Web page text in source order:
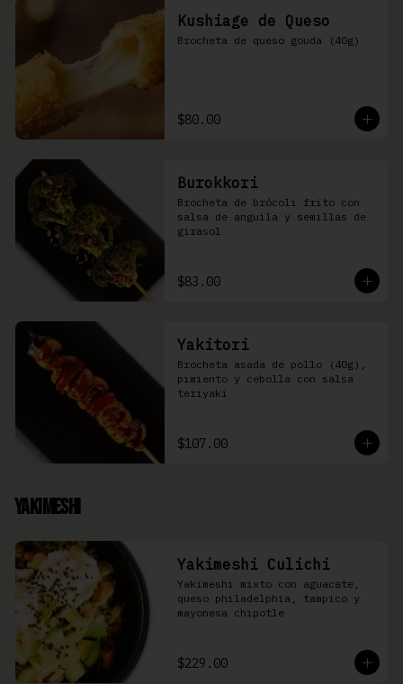
Kushiage de Queso
Brocheta de queso gouda (40g)
$80.00
Burokkori
Brocheta de brócoli frito con
salsa de anguila y semillas de
girasol
$83.00
Yakitori
Brocheta asada de pollo (40g),
pimiento y cebolla con salsa
teriyaki
$107.00
Yakimeshi
Yakimeshi Culichi
Yakimeshi mixto con aguacate,
queso philadelphia, tampico y
mayonesa chipotle
$229.00